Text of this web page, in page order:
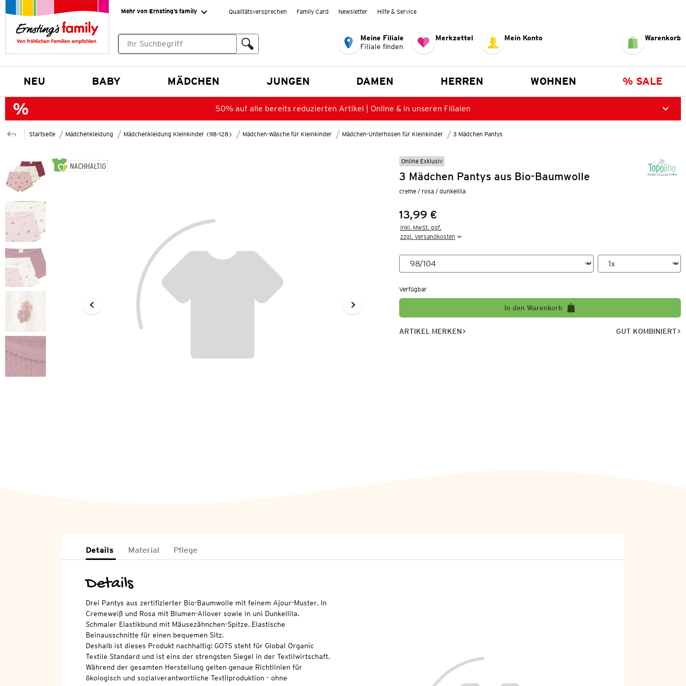
Mehr von Ernsting’s family Qualitätsversprechen Family Card Newsletter Hilfe & Service
Meine Filiale
Filiale finden
Merkzettel Mein Konto Warenkorb
NEU BABY MÄDCHEN JUNGEN DAMEN HERREN WOHNEN % SALE
50% auf alle bereits reduzierten Artikel | Online & in unseren Filialen
Startseite Mädchenkleidung Mädchenkleidung Kleinkinder (98-128) Mädchen-Wäsche für Kleinkinder Mädchen-Unterhosen für Kleinkinder 3 Mädchen Pantys
NACHHALTIG
Online Exklusiv
3 Mädchen Pantys aus Bio-Baumwolle
creme / rosa / dunkellila
Preis:
13,99 €
inkl. MwSt. ggf.
zzgl. Versandkosten
Verfügbar
In den Warenkorb
ARTIKEL MERKEN GUT KOMBINIERT
Details Material Pflege
Details
Drei Pantys aus zertifizierter Bio-Baumwolle mit feinem Ajour-Muster. In
Cremeweiß und Rosa mit Blumen-Allover sowie in uni Dunkellila.
Schmaler Elastikbund mit Mäusezähnchen-Spitze. Elastische
Beinausschnitte für einen bequemen Sitz.
Deshalb ist dieses Produkt nachhaltig: GOTS steht für Global Organic
Textile Standard und ist eins der strengsten Siegel in der Textilwirtschaft.
Während der gesamten Herstellung gelten genaue Richtlinien für
ökologisch und sozialverantwortliche Textilproduktion - ohne